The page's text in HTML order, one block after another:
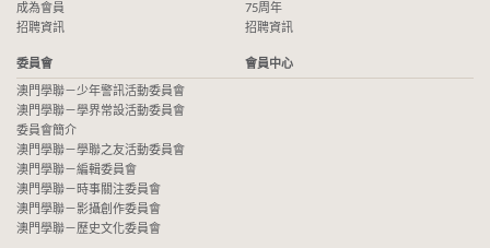
成為會員
招聘資訊
75周年
招聘資訊
委員會
澳門學聯－少年警訊活動委員會
澳門學聯－學界常設活動委員會
委員會簡介
澳門學聯－學聯之友活動委員會
澳門學聯－編輯委員會
澳門學聯－時事關注委員會
澳門學聯－影攝創作委員會
澳門學聯－歷史文化委員會
會員中心